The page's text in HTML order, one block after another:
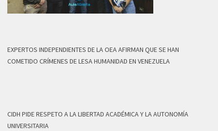
EXPERTOS INDEPENDIENTES DE LA OEA AFIRMAN QUE SE HAN
COMETIDO CRÍMENES DE LESA HUMANIDAD EN VENEZUELA
CIDH PIDE RESPETO A LA LIBERTAD ACADÉMICA Y LA AUTONOMÍA
UNIVERSITARIA